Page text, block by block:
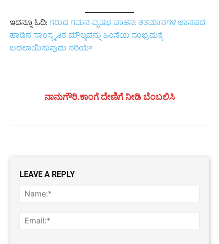
ಇದನ್ನೂ ಓದಿ:ಗರುಡ ಗಮನ ವೃಷಭ ವಾಹನ: ಶತಮಾನಗಳ ಜಾನಪದ
ಹಾಡಿನ ಸಾಂಸ್ಕೃತಿಕ ಮೌಲ್ಯವನ್ನು ಹಿಂಸೆಯ ಸಂಭ್ರಮಕ್ಕೆ
ಬದಲಾಯಿಸುವುದು ಸರಿಯೆ?
ನಾನುಗೌರಿ.ಕಾಂಗೆ ದೇಣಿಗೆ ನೀಡಿ ಬೆಂಬಲಿಸಿ
LEAVE A REPLY